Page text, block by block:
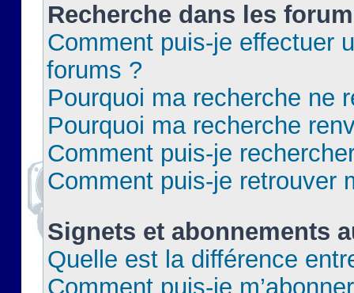
Recherche dans les
Comment puis-je effectuer
forums ?
Pourquoi ma recherche ne
Pourquoi ma recherche
Comment puis-je
Comment puis-je retrouver
Signets et abonnements
Quelle est la différence
Comment puis-je